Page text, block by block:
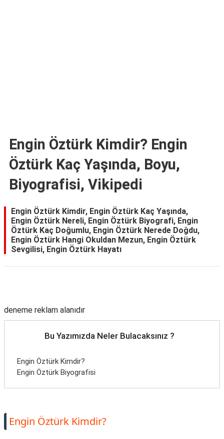
Engin Öztürk Kimdir? Engin
Öztürk Kaç Yaşında, Boyu,
Biyografisi, Vikipedi
Engin Öztürk Kimdir, Engin Öztürk Kaç Yaşında,
Engin Öztürk Nereli, Engin Öztürk Biyografi, Engin
Öztürk Kaç Doğumlu, Engin Öztürk Nerede Doğdu,
Engin Öztürk Hangi Okuldan Mezun, Engin Öztürk
Sevgilisi, Engin Öztürk Hayatı
deneme reklam alanıdır
Bu Yazımızda Neler Bulacaksınız ?
Engin Öztürk Kimdir?
Engin Öztürk Biyografisi
Engin Öztürk Kimdir?